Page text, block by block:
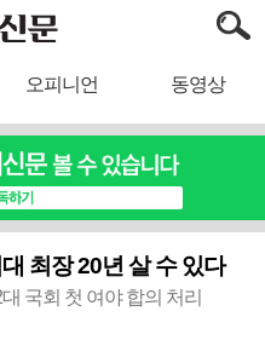
오피니언 동영상
최장 20년 살 수 있다
국회 첫 여야 합의 처리